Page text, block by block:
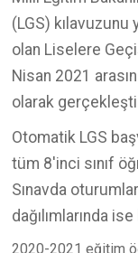
(LGS) kılavuzunu
olan Liselere
Nisan 2021
olarak
Otomatik LGS
tüm 8'inci sınıf
Sınavda
dağılımlarında
2020-2021 eğitim